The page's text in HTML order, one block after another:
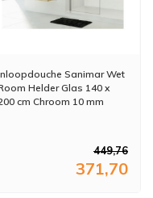
Sanimar Wet
Helder Glas 140 x
cm Chroom 10 mm
449,76
371,70